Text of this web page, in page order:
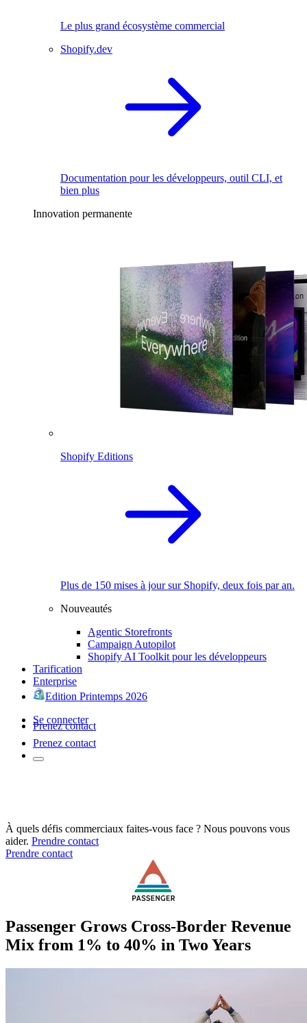
Le plus grand écosystème commercial
Shopify.dev
Documentation pour les développeurs, outil CLI, et
bien plus
Innovation permanente
Shopify Editions
Plus de 150 mises à jour sur Shopify, deux fois par an.
Nouveautés
Agentic Storefronts
Campaign Autopilot
Shopify AI Toolkit pour les développeurs
Tarification
Enterprise
Edition Printemps 2026
Se connecter
Prenez contact
Prenez contact
À quels défis commerciaux faites-vous face ? Nous pouvons vous
aider. Prendre contact
Prendre contact
Passenger Grows Cross-Border Revenue
Mix from 1% to 40% in Two Years